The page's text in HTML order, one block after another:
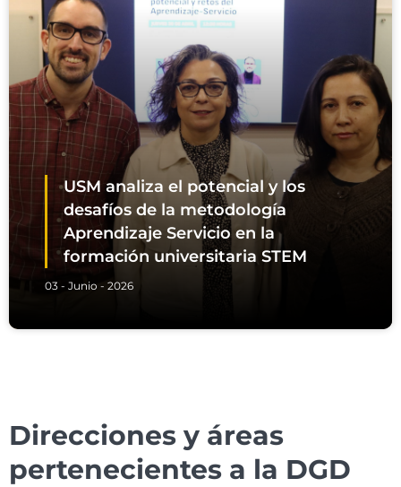
USM analiza el potencial y los
desafíos de la metodología
Aprendizaje Servicio en la
formación universitaria STEM
03 - Junio - 2026
Direcciones y áreas
pertenecientes a la DGD